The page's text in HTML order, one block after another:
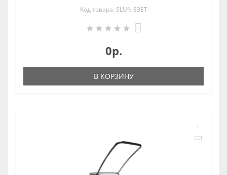
Код товара: SLUN 83ET
0р.
В КОРЗИНУ